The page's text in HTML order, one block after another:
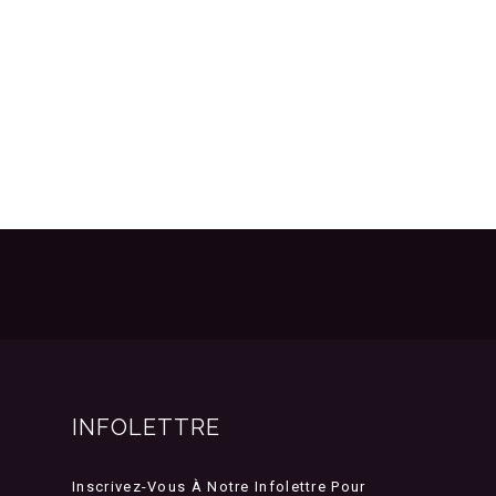
INFOLETTRE
Inscrivez-Vous À Notre Infolettre Pour